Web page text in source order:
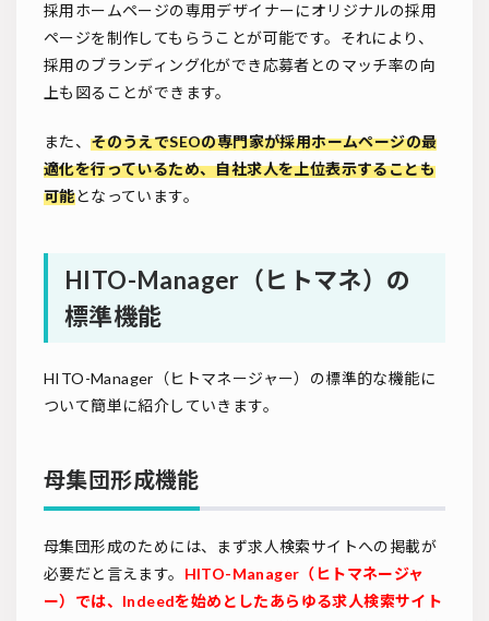
採用ホームページの専用デザイナーにオリジナルの採用
ページを制作してもらうことが可能です。それにより、
採用のブランディング化ができ応募者とのマッチ率の向
上も図ることができます。
また、そのうえでSEOの専門家が採用ホームページの最
適化を行っているため、自社求人を上位表示することも
可能となっています。
HITO-Manager（ヒトマネ）の
標準機能
HITO-Manager（ヒトマネージャー）の標準的な機能に
ついて簡単に紹介していきます。
母集団形成機能
母集団形成のためには、まず求人検索サイトへの掲載が
必要だと言えます。 HITO-Manager（ヒトマネージャ
ー）では、Indeedを始めとしたあらゆる求人検索サイト